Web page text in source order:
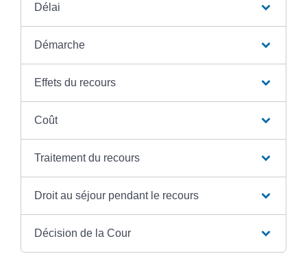
Délai
Démarche
Effets du recours
Coût
Traitement du recours
Droit au séjour pendant le recours
Décision de la Cour